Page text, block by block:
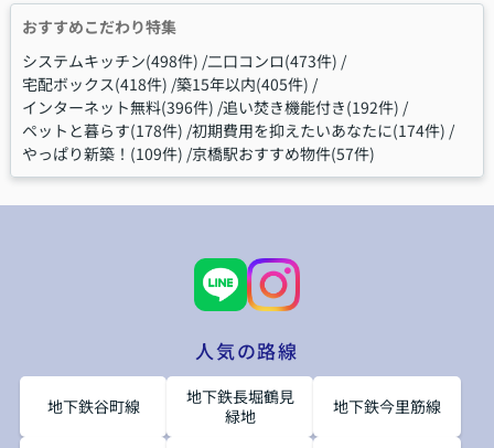
おすすめこだわり特集
システムキッチン(498件) 二口コンロ(473件)
宅配ボックス(418件) 築15年以内(405件)
インターネット無料(396件) 追い焚き機能付き(192件)
ペットと暮らす(178件) 初期費用を抑えたいあなたに(174件)
やっぱり新築！(109件) 京橋駅おすすめ物件(57件)
人気の路線
地下鉄谷町線
地下鉄長堀鶴見
緑地
地下鉄今里筋線